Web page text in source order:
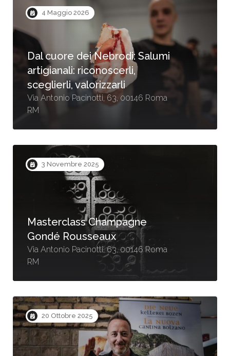
4 Maggio 2026
Dal cuore dei Nebrodi: Salumi
artigianali: riconoscerli,
sceglierli, valorizzarli
Via Antonio Pacinotti, 63, 00146 Roma
RM
3 Novembre 2025
Masterclass Champagne
Gondé Rousseaux
Via Antonio Pacinotti, 63, 00146 Roma
RM
20 Ottobre 2025